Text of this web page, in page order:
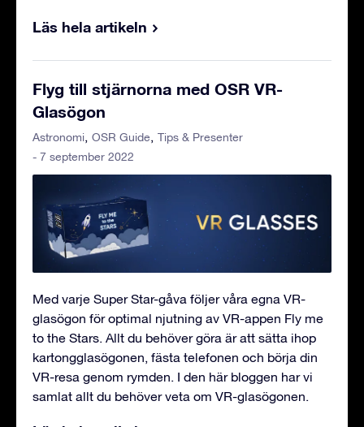
Läs hela artikeln
Flyg till stjärnorna med OSR VR-
Glasögon
Astronomi OSR Guide
Tips & Presenter
- 7 september 2022
Med varje Super Star-gåva följer våra egna VR-
glasögon för optimal njutning av VR-appen Fly me
to the Stars. Allt du behöver göra är att sätta ihop
kartongglasögonen, fästa telefonen och börja din
VR-resa genom rymden. I den här bloggen har vi
samlat allt du behöver veta om VR-glasögonen.